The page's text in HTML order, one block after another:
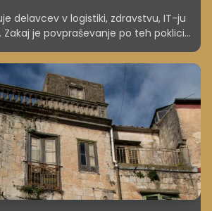
delavcev v logistiki, zdravstvu, IT-ju
je povpraševanje po teh poklicih
največ prostih delovnih mest?